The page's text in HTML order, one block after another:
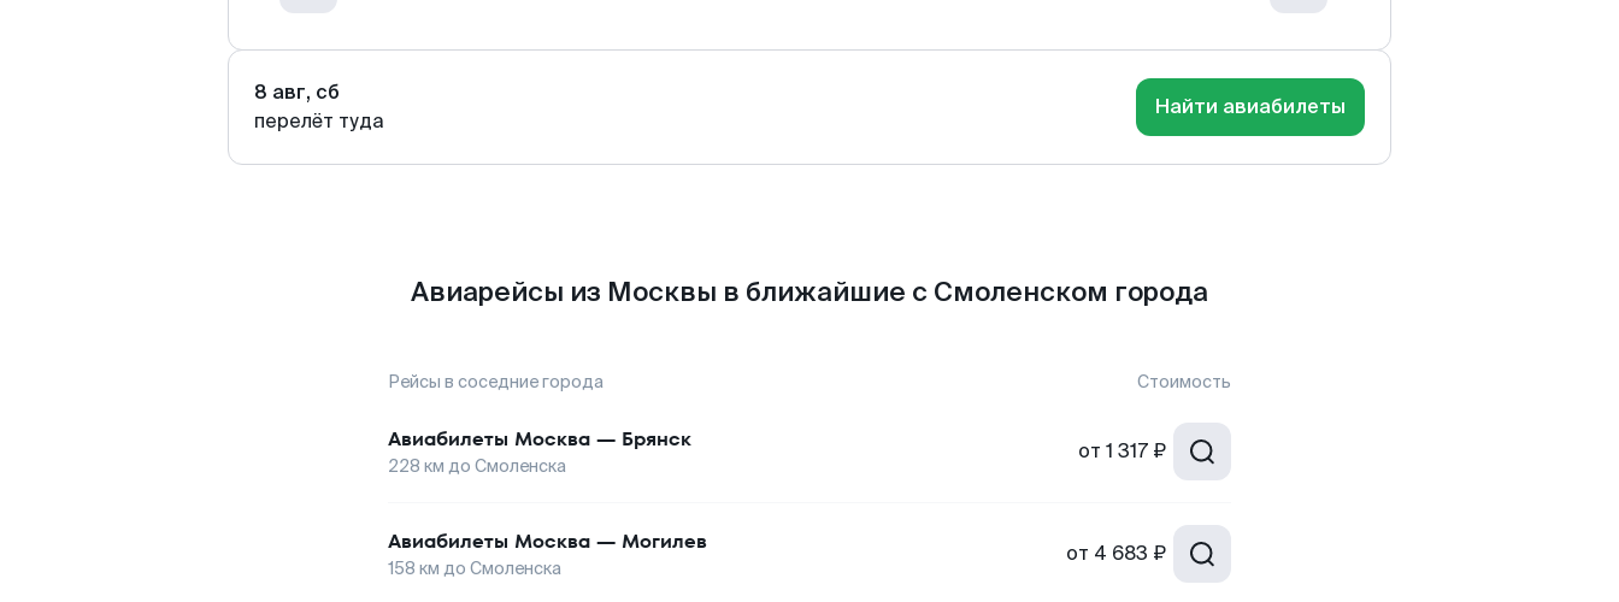
8 авг, сб
перелёт туда
Найти авиабилеты
Авиарейсы из Москвы в ближайшие с Смоленском города
Рейсы в соседние города Стоимость
Авиабилеты Москва — Брянск
228 км до Смоленска
от 1 317 ₽
Авиабилеты Москва — Могилев
158 км до Смоленска
от 4 683 ₽